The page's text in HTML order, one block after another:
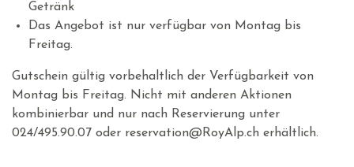
Getränk
Das Angebot ist nur verfügbar von Montag bis
Freitag.
Gutschein gültig vorbehaltlich der Verfügbarkeit von
Montag bis Freitag. Nicht mit anderen Aktionen
kombinierbar und nur nach Reservierung unter
024/495.90.07 oder reservation@RoyAlp.ch erhältlich.